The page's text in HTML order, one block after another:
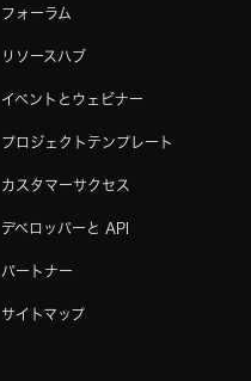
フォーラム
リソースハブ
イベントとウェビナー
プロジェクトテンプレート
カスタマーサクセス
デベロッパーと API
パートナー
サイトマップ